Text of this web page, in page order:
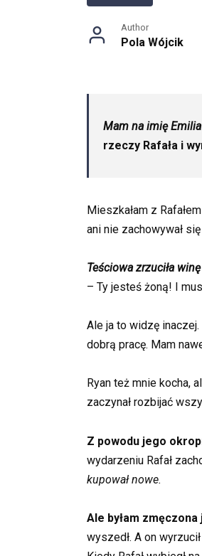
Author
Pola Wójcik
Mam na imię Emilia
rzeczy Rafała i
Mieszkałam z
ani nie zachowywał
Teściowa zrzuciła
– Ty jesteś żoną! I
Ale ja to widzę
dobrą pracę. Mam
Ryan też mnie kocha,
zaczynał rozbijać
Z powodu jego
wydarzeniu Rafał
kupował nowe.
Ale byłam
wyszedł. A on